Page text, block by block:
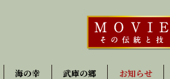
海の幸 武庫の郷 お知らせ